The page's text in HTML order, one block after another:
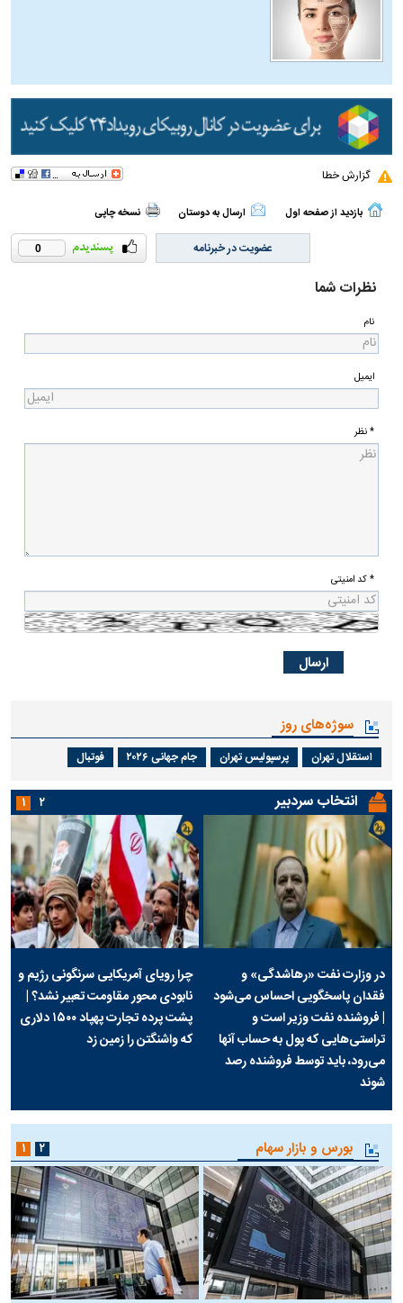
گزارش خطا
بازدید از صفحه اول ارسال به دوستان نسخه چاپی
0 عضویت در خبرنامه
نظرات شما
نام
ایمیل
* نظر
* کد امنیتی
سوژه‌های روز
استقلال تهران پرسپولیس تهران جام جهانی ۲۰۲۶ فوتبال
انتخاب سردبیر
در وزارت نفت «رهاشدگی» و
فقدان پاسخگویی احساس می‌شود
| فروشنده نفت وزیر است و
تراستی‌هایی که پول به حساب آنها
می‌رود، باید توسط فروشنده رصد
شوند
چرا رویای آمریکایی سرنگونی رژیم و
نابودی محور مقاومت تعبیر نشد؟ |
پشت پرده تجارت پهپاد‌ ۱۵۰۰ دلاری
که واشنگتن را زمین زد
۱ ۲
بورس و بازار سهام ۱ ۲